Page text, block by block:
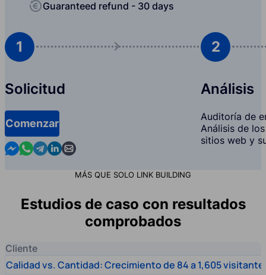
Guaranteed refund - 30 days
1
Solicitud
Comenzar
Contact us in Messenger
Contact us in WhatsApp
Contact us in Telegram
Contact us in Linkedin
Contact us by email
2
Análisis
Auditoría de
Análisis de
sitios web y
MÁS QUE SOLO LINK BUILDING
Estudios de caso con resultados
comprobados
Cliente
Calidad vs. Cantidad: Crecimiento de 84 a 1,605